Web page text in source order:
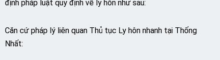
định pháp luật quy định về ly hôn như sau:
Căn cứ pháp lý liên quan Thủ tục Ly hôn nhanh tại Thống
Nhất: